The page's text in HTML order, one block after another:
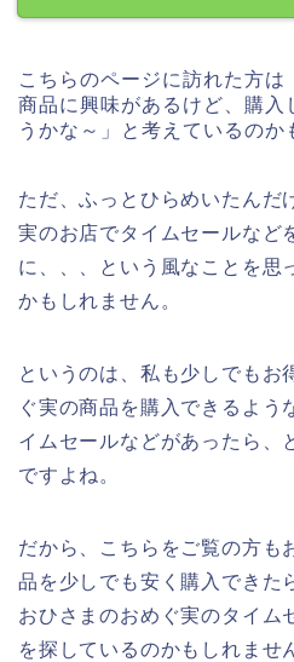
こちらのページに訪れた方
商品に興味があるけど、購入
うかな～」と考えているのか
ただ、ふっとひらめいたんだ
実のお店でタイムセールなど
に、、、という風なことを思
かもしれません。
というのは、私も少しでもお
ぐ実の商品を購入できるよう
イムセールなどがあったら、
ですよね。
だから、こちらをご覧の方も
品を少しでも安く購入できた
おひさまのおめぐ実のタイム
を探しているのかもしれませ